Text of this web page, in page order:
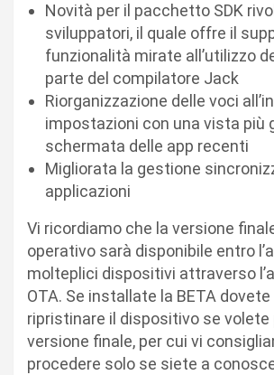
Novità per il pacchetto SDK
sviluppatori, il quale offre il
funzionalità mirate all’utilizzo
parte del compilatore Jack
Riorganizzazione delle voci
impostazioni con una vista più
schermata delle app recenti
Migliorata la gestione
applicazioni
Vi ricordiamo che la versione
operativo sarà disponibile entro
molteplici dispositivi attraverso
OTA. Se installate la BETA dovete
ripristinare il dispositivo se volete
versione finale, per cui vi
procedere solo se siete a